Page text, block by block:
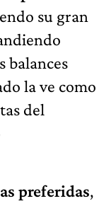
su gran
balances
la ve como
del
preferidas,